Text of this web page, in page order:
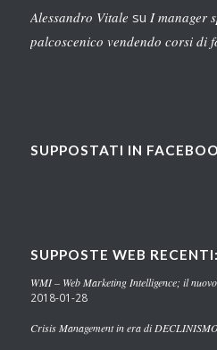
Alessandro Vitale su I manager
palcoscenico vendendo corsi di
SUPPOSTATI IN
SUPPOSTE WEB RECENTI:
WMI – Web Marketing Intelligence; il
2018-01-28
Crisis Management in era di